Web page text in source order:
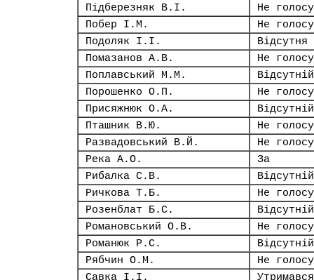
Підберезняк В.І.
Не
Побер І.М.
Не
Подоляк І.І.
Відсутня
Помазанов А.В.
Не
Поплавський М.М.
Відсутній
Порошенко О.П.
Не
Присяжнюк О.А.
Відсутній
Пташник В.Ю.
Не
Развадовський В.Й.
Не
Река А.О.
За
Рибалка С.В.
Відсутній
Ричкова Т.Б.
Не
Розенблат Б.С.
Відсутній
Романовський О.В.
Не
Романюк Р.С.
Відсутній
Рябчин О.М.
Не
Савка І.І.
Утримався